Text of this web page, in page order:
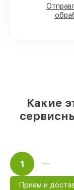
90%
тот же
работ
Какие
1
Прием и